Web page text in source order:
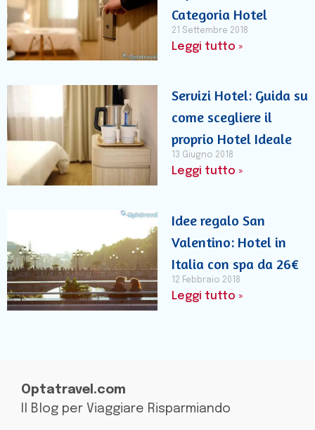
Categoria Hotel
21 Settembre 2018
Leggi tutto »
Servizi Hotel: Guida su
come scegliere il
proprio Hotel Ideale
13 Giugno 2018
Leggi tutto »
Idee regalo San
Valentino: Hotel in
Italia con spa da 26€
12 Febbraio 2018
Leggi tutto »
Optatravel.com
Il Blog per Viaggiare Risparmiando